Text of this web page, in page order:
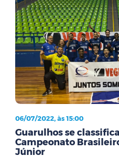
06/07/2022, às 15:00
Guarulhos se
Campeonato
Júnior